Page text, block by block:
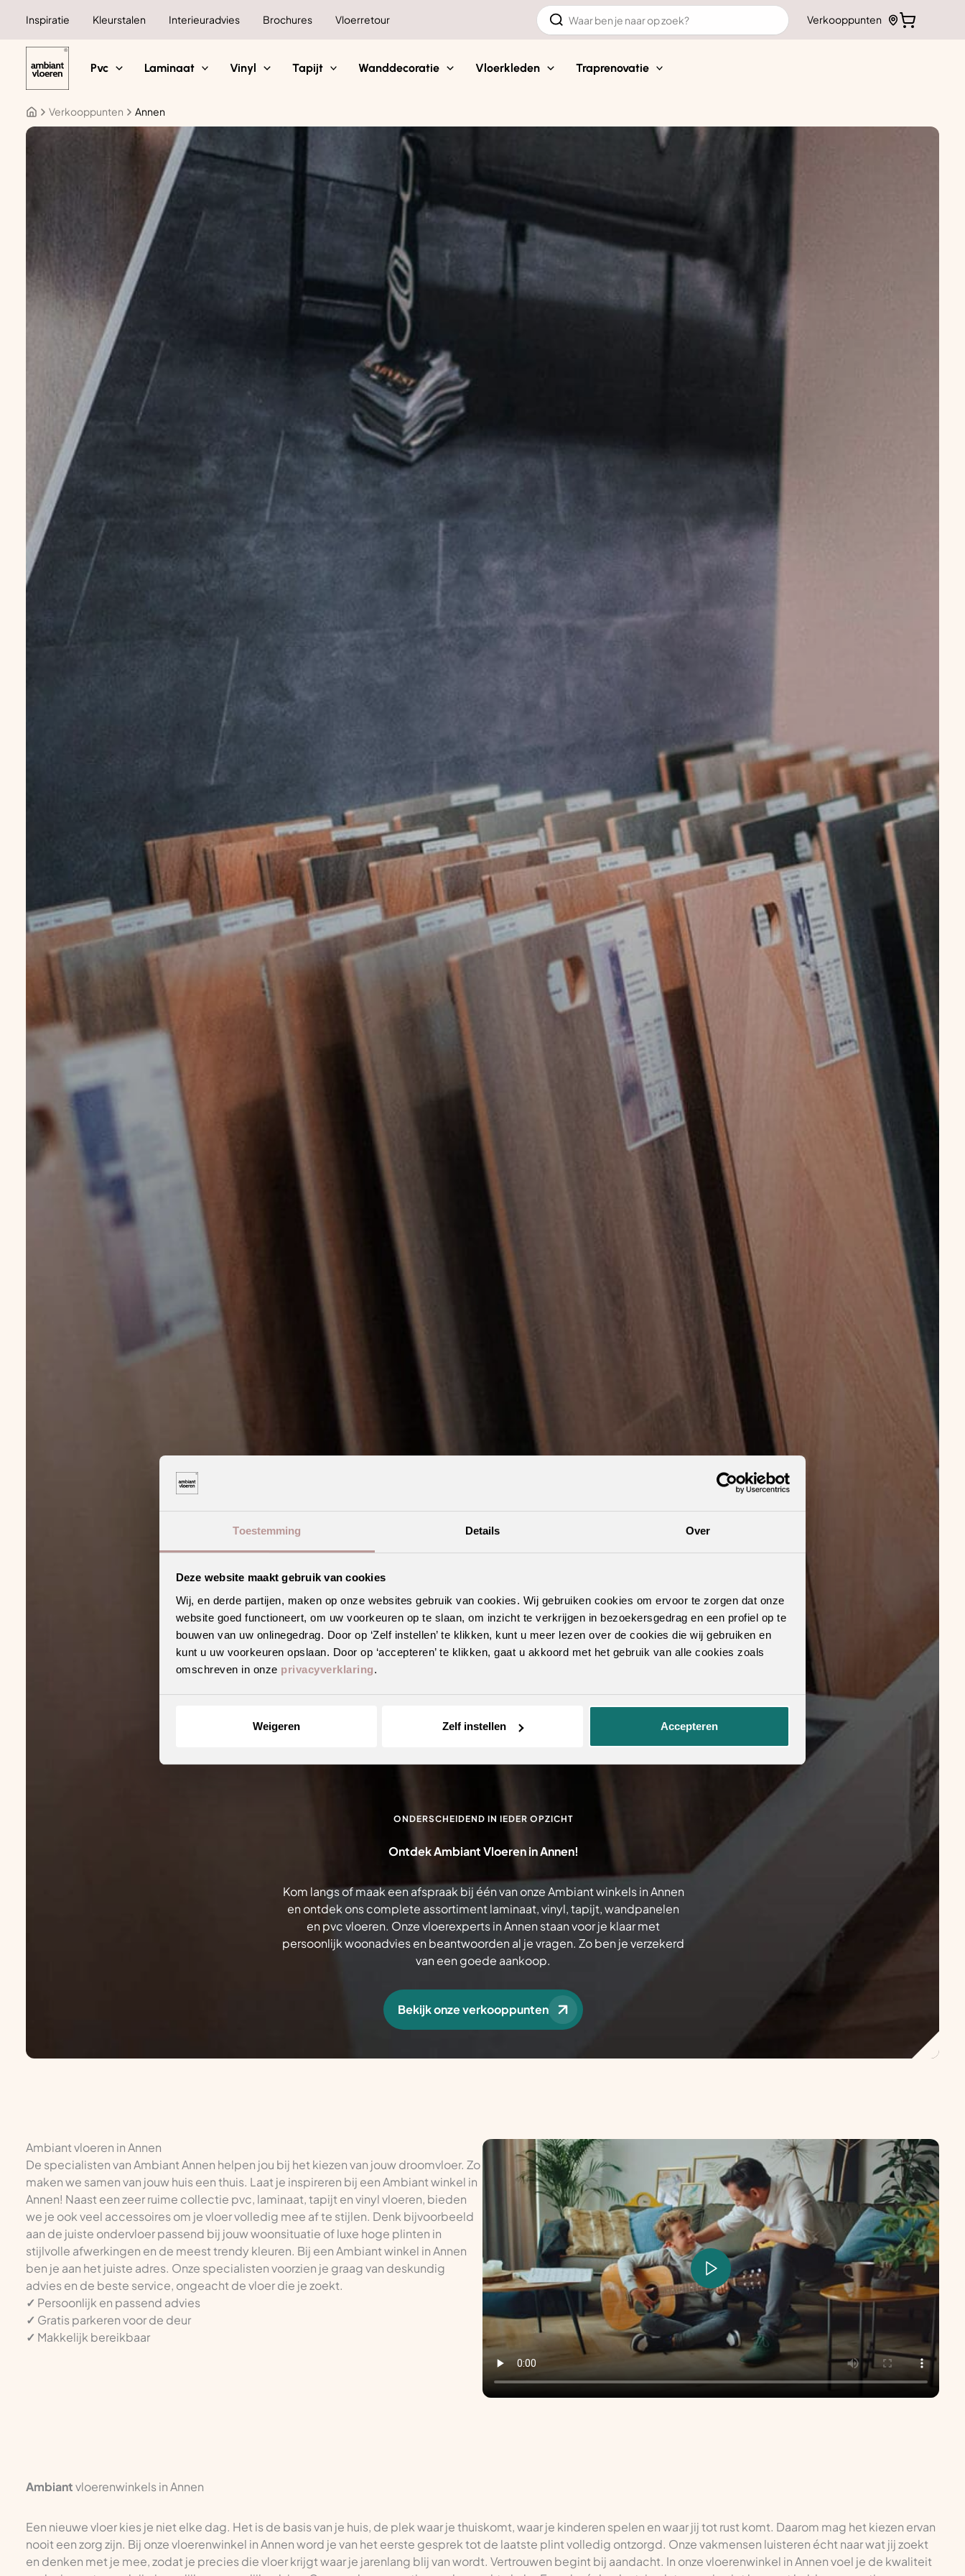
Toestemming Details Over
Deze website maakt gebruik van cookies
Wij, en derde partijen, maken op onze websites gebruik van cookies. Wij gebruiken cookies om ervoor te zorgen dat onze
website goed functioneert, om uw voorkeuren op te slaan, om inzicht te verkrijgen in bezoekersgedrag en een profiel op te
bouwen van uw onlinegedrag. Door op ‘Zelf instellen’ te klikken, kunt u meer lezen over de cookies die wij gebruiken en
kunt u uw voorkeuren opslaan. Door op ‘accepteren’ te klikken, gaat u akkoord met het gebruik van alle cookies zoals
omschreven in onze privacyverklaring.
Weigeren Zelf instellen Accepteren
Inspiratie Kleurstalen Interieuradvies Brochures Vloerretour
Zoeken
naar:
Verkooppunten
Pvc Laminaat Vinyl Tapijt Wanddecoratie Vloerkleden Traprenovatie
Verkooppunten Annen
ONDERSCHEIDEND IN IEDER OPZICHT
Ontdek Ambiant Vloeren in Annen!
Kom langs of maak een afspraak bij één van onze Ambiant winkels in Annen
en ontdek ons complete assortiment laminaat, vinyl, tapijt, wandpanelen
en pvc vloeren. Onze vloerexperts in Annen staan voor je klaar met
persoonlijk woonadvies en beantwoorden al je vragen. Zo ben je verzekerd
van een goede aankoop.
Bekijk onze verkooppunten
Ambiant vloeren in Annen
De specialisten van Ambiant Annen helpen jou bij het kiezen van jouw droomvloer. Zo
maken we samen van jouw huis een thuis. Laat je inspireren bij een Ambiant winkel in
Annen! Naast een zeer ruime collectie pvc, laminaat, tapijt en vinyl vloeren, bieden
we je ook veel accessoires om je vloer volledig mee af te stijlen. Denk bijvoorbeeld
aan de juiste ondervloer passend bij jouw woonsituatie of luxe hoge plinten in
stijlvolle afwerkingen en de meest trendy kleuren. Bij een Ambiant winkel in Annen
ben je aan het juiste adres. Onze specialisten voorzien je graag van deskundig
advies en de beste service, ongeacht de vloer die je zoekt.
✓ Persoonlijk en passend advies
✓ Gratis parkeren voor de deur
✓ Makkelijk bereikbaar
Ambiantvloerenwinkels in Annen
Een nieuwe vloer kies je niet elke dag. Het is de basis van je huis, de plek waar je thuiskomt, waar je kinderen spelen en waar jij tot rust komt. Daarom mag het kiezen ervan
nooit een zorg zijn. Bij onze vloerenwinkel in Annen word je van het eerste gesprek tot de laatste plint volledig ontzorgd. Onze vakmensen luisteren écht naar wat jij zoekt
en denken met je mee, zodat je precies die vloer krijgt waar je jarenlang blij van wordt. Vertrouwen begint bij aandacht. In onze vloerenwinkel in Annen voel je de kwaliteit